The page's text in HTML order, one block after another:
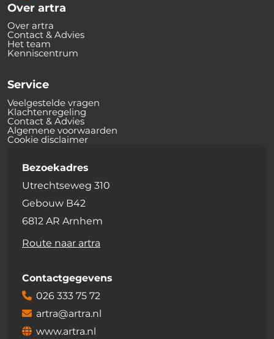
Over artra
Over artra
Contact & Advies
Het team
Kenniscentrum
Service
Veelgestelde vragen
Klachtenregeling
Contact & Advies
Algemene voorwaarden
Cookie disclaimer
Bezoekadres
Utrechtseweg 310
Gebouw B42
6812 AR Arnhem
Route naar artra
Contactgegevens
026 333 75 72
artra@artra.nl
www.artra.nl